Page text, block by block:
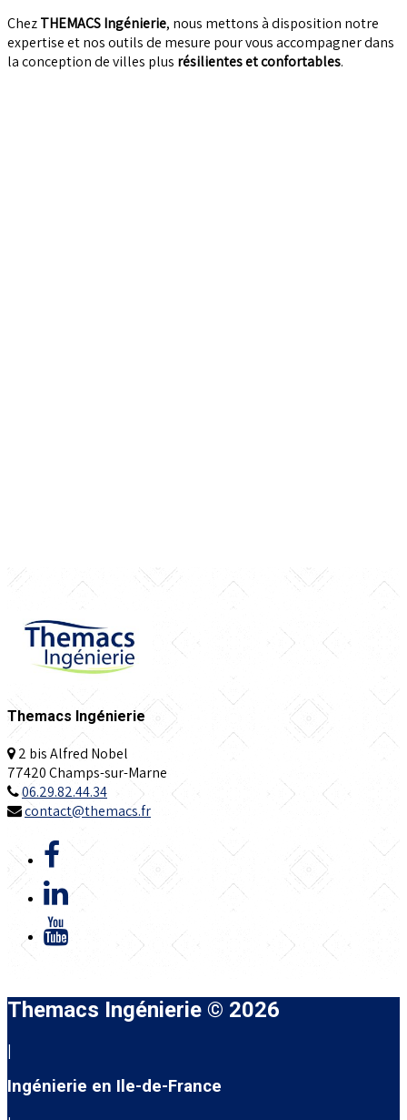
ChezTHEMACS Ingénierie, nous mettons à disposition notre
expertise et nos outils de mesure pour vous accompagner dans
la conception de villes plus résilientes et confortables.
Themacs Ingénierie
2 bis Alfred Nobel
77420 Champs-sur-Marne
06.29.82.44.34
contact@themacs.fr
Themacs Ingénierie © 2026
|
Ingénierie en Ile-de-France